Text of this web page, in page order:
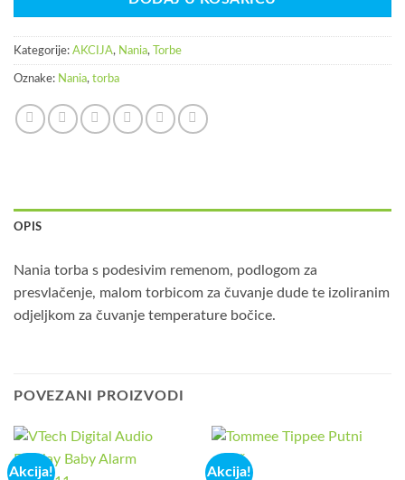
96,50KM.
Kategorije: AKCIJA, Nania, Torbe
Oznake: Nania, torba
OPIS
Nania torba s podesivim remenom, podlogom za
presvlačenje, malom torbicom za čuvanje dude te izoliranim
odjeljkom za čuvanje temperature bočice.
POVEZANI PROIZVODI
Akcija! Akcija!